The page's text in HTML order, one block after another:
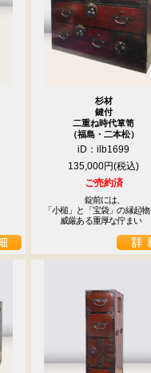
杉材
鍵付
二重ね時代箪笥
（福島・二本松）
iD：ilb1699
135,000円
ご売約済
錠前には、
「小槌」と「宝袋」の縁起物
威厳ある重厚な佇まい